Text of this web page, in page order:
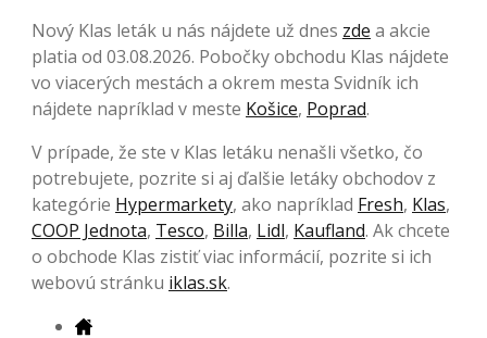
Nový Klas leták u nás nájdete už dnes zde a akcie
platia od 03.08.2026. Pobočky obchodu Klas nájdete
vo viacerých mestách a okrem mesta Svidník ich
nájdete napríklad v meste Košice, Poprad.
V prípade, že ste v Klas letáku nenašli všetko, čo
potrebujete, pozrite si aj ďalšie letáky obchodov z
kategórie Hypermarkety, ako napríklad Fresh, Klas,
COOP Jednota, Tesco, Billa, Lidl, Kaufland. Ak chcete
o obchode Klas zistiť viac informácií, pozrite si ich
webovú stránku iklas.sk.